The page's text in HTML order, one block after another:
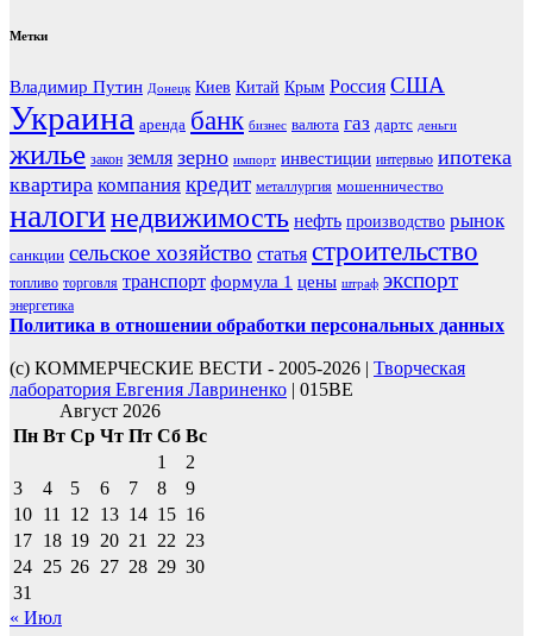
Метки
Владимир Путин Донецк Киев Китай Крым Россия США
Украина аренда банк бизнес валюта газ дартс деньги
жилье закон земля зерно импорт инвестиции интервью ипотека
квартира компания кредит металлургия мошенничество
налогинедвижимость нефть производство рынок
санкции сельское хозяйство статья строительство
топливо торговля транспорт формула 1 цены штраф экспорт
энергетика
Политика в отношении обработки персональных данных
(с) КОММЕРЧЕСКИЕ ВЕСТИ - 2005-2026 | Творческая
лаборатория Евгения Лавриненко | 015BE
Август 2026
Пн Вт Ср Чт Пт Сб Вс
1
2
3
4 5 6 7 8
9
10 11 12 13 14 15 16
17 18 19 20 21 22 23
24 25 26 27 28 29 30
31
« Июл